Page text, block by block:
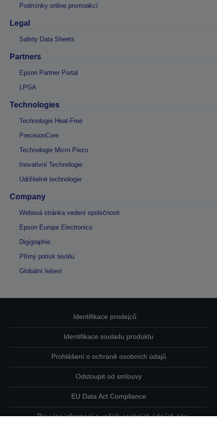
Podmínky online promoakcí
Legal
Safety Data Sheets
Partners
Epson Partner Portal
LPGA
Technologies
Technologie Heat-Free
PrecisionCore
Technologie Micro Piezo
Inovativní Technologie
Udržitelné technologie
Company
Webová stránka vedení společnosti
Epson Europe Electronics
Digigraphie
Přímý potisk textilu
Globální řešení
Identifikace prodejců
Identifikace souladu produktu
Prohlášení o ochraně osobních údajů
Odstoupit od smlouvy
EU Data Act Compliance
Pro více informací o vašich osobních údajích nás